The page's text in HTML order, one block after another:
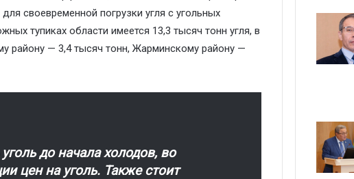
своевременной погрузки угля с угольных
тупиках области имеется 13,3 тысяч тонн угля, в
району — 3,4 тысяч тонн, Жарминскому району —
до начала холодов, во
цен на уголь. Также стоит